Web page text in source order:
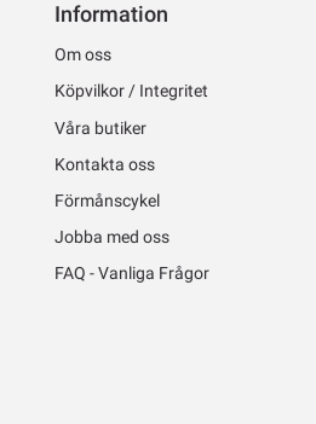
Information
Om oss
Köpvilkor / Integritet
Våra butiker
Kontakta oss
Förmånscykel
Jobba med oss
FAQ - Vanliga Frågor